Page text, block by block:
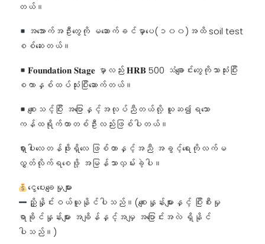
တယ်။
အအောက်အဦးတွေကို မဆောက်ခင်မှာပေ(၁၀၀)အထိ soil test
စစ်ဆေးတယ်။
𝐅𝐨𝐮𝐧𝐝𝐚𝐭𝐢𝐨𝐧 𝐒𝐭𝐚𝐠𝐞 မှာလည်း 𝐇𝐑𝐁 500 သံချောင်းတွေကိုသာသုံးပြီး
စကာနှစ်ထပ်သုံးပြီးဆောက်တယ်။
စျေးသင့်ပြီး အပြောနှင့်အလုပ်ညီတယ်လို့ ယူဆ၍ရသော
ကန်ထရိုက်တာတစ်ဦးလည်းဖြစ်ပါတယ်။
ရှားပါးလေတန်ဖိုးရှိလေ ဖြစ်တာနှင့်အညီ အခွင့်ရေးကိုလက်မ
လွှတ်လိုက်ရစေဖို့ အမြန်သာလှမ်းခဲ့ပါ။
ငွေပေးချေမှုများ
ညှိုနှိုင်းဝယ်ယူနိုင်ပါသည်။(စျေးနှုန်းများနှင့် ပြီးစီးမှု
ရာခိုင်နှုန်းများ အချိန်နှင့်အမျှ အပြောင်းအလဲ ရှိနိုင်
ပါသည်။)